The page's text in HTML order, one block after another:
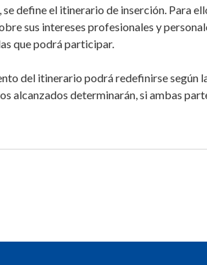
define el itinerario de inserción. Para
sus intereses profesionales y
que podrá participar.
del itinerario podrá redefinirse según
alcanzados determinarán, si ambas